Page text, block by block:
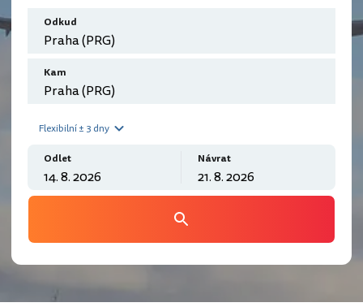
Odkud
Kam
Flexibilní ± 3 dny
Odlet Návrat